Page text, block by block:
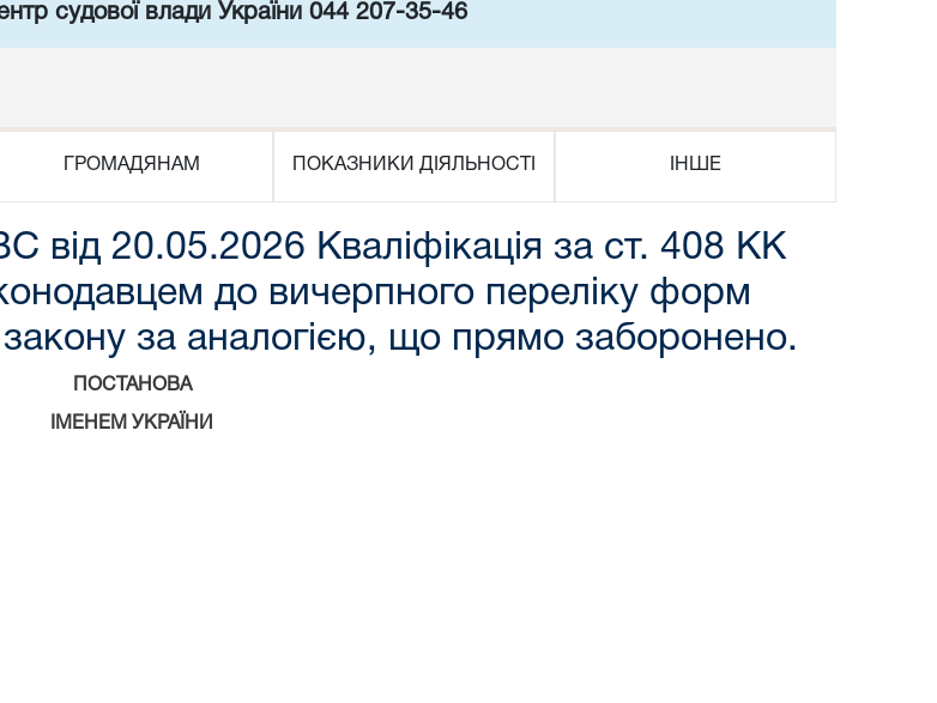
судової влади України 044 207-35-46
ГРОМАДЯНАМ ПОКАЗНИКИ ДІЯЛЬНОСТІ ІНШЕ
20.05.2026 Кваліфікація за ст. 408 КК
до вичерпного переліку форм
за аналогією, що прямо заборонено.
ПОСТАНОВА
ІМЕНЕМ УКРАЇНИ